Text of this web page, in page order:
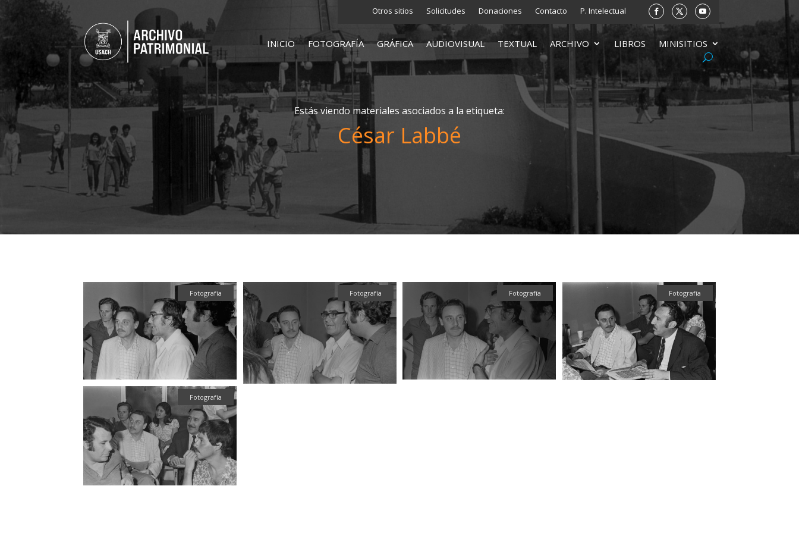
Otros sitios Solicitudes Donaciones Contacto P. Intelectual
INICIO FOTOGRAFÍA GRÁFICA AUDIOVISUAL TEXTUAL ARCHIVO LIBROS MINISITIOS
Estás viendo materiales asociados a la etiqueta:
César Labbé
Fotografía Fotografía Fotografía Fotografía
Fotografía